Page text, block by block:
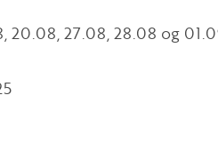
20.08, 27.08, 28.08 og